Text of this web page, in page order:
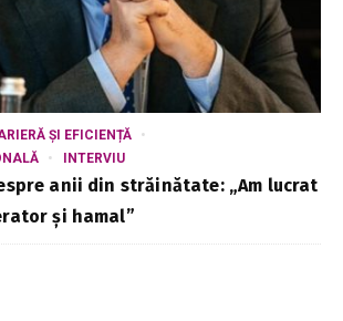
ȘI EFICIENȚĂ
INTERVIU
anii din străinătate: „Am lucrat
și hamal”